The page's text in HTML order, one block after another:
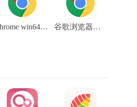
chrome win64 beta 105.0.5195.19 Chrome浏览器beta版下载 谷歌浏览器稳定版 stable 104.0.5112.81 chrome下载